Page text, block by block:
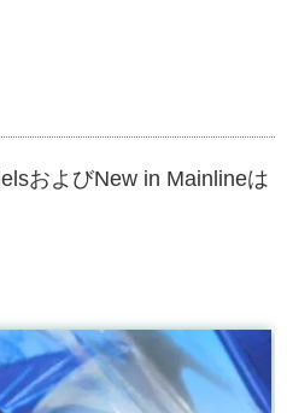
およびNew in Mainlineは